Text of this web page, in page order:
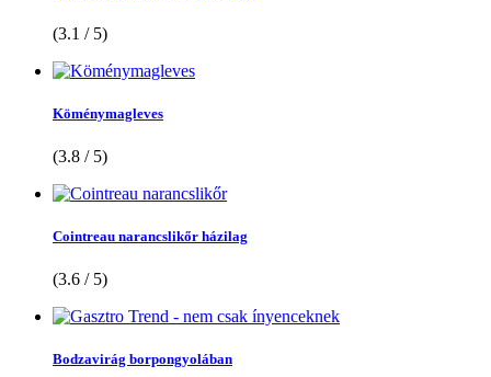
(3.1 / 5)
Köménymagleves
(3.8 / 5)
Cointreau narancslikőr házilag
(3.6 / 5)
Bodzavirág borpongyolában